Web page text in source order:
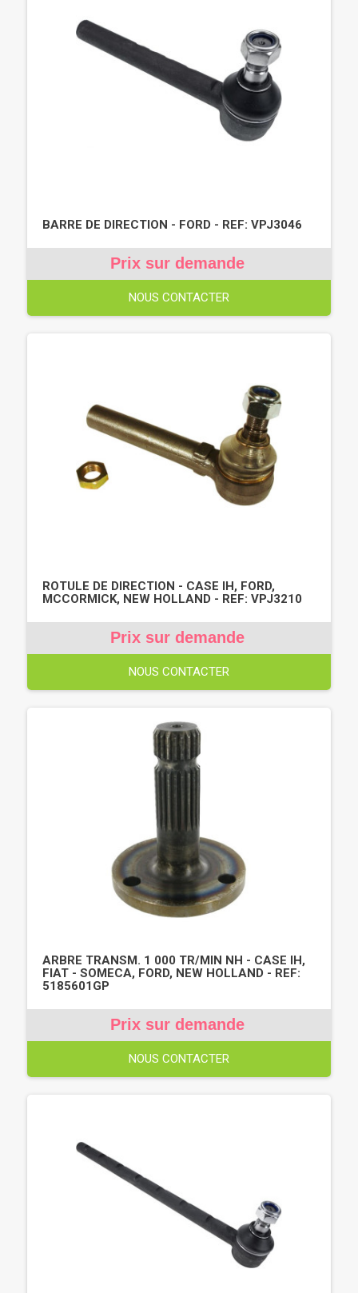
BARRE DE DIRECTION - FORD - REF: VPJ3046
Prix sur demande
NOUS CONTACTER
ROTULE DE DIRECTION - CASE IH, FORD,
MCCORMICK, NEW HOLLAND - REF: VPJ3210
Prix sur demande
NOUS CONTACTER
ARBRE TRANSM. 1 000 TR/MIN NH - CASE IH,
FIAT - SOMECA, FORD, NEW HOLLAND - REF:
5185601GP
Prix sur demande
NOUS CONTACTER